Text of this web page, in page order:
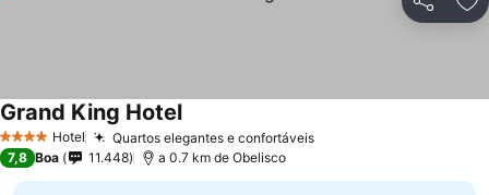
Partilhar
4 EstrelasHotel Quartos elegantes e confortáveis
Grand King Hotel
7,8 Boa 11.448 a 0.7 km de Obelisco